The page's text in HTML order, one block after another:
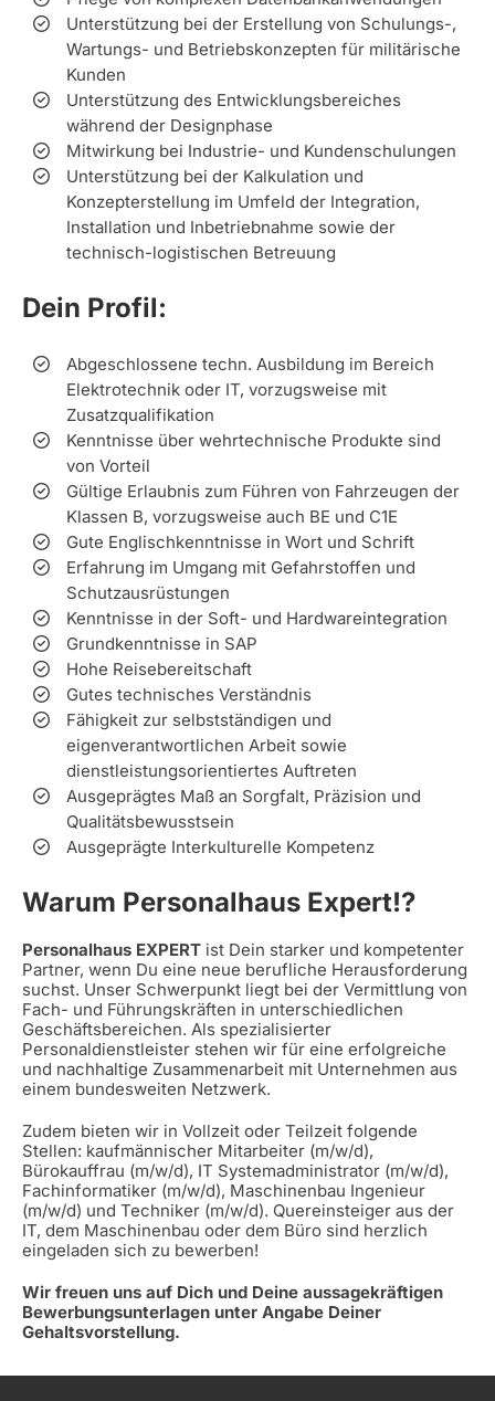
Unterstützung bei der Erstellung von Schulungs-,
Wartungs- und Betriebskonzepten für militärische
Kunden
Unterstützung des Entwicklungsbereiches
während der Designphase
Mitwirkung bei Industrie- und Kundenschulungen
Unterstützung bei der Kalkulation und
Konzepterstellung im Umfeld der Integration,
Installation und Inbetriebnahme sowie der
technisch-logistischen Betreuung
Dein Profil:
Abgeschlossene techn. Ausbildung im Bereich
Elektrotechnik oder IT, vorzugsweise mit
Zusatzqualifikation
Kenntnisse über wehrtechnische Produkte sind
von Vorteil
Gültige Erlaubnis zum Führen von Fahrzeugen der
Klassen B, vorzugsweise auch BE und C1E
Gute Englischkenntnisse in Wort und Schrift
Erfahrung im Umgang mit Gefahrstoffen und
Schutzausrüstungen
Kenntnisse in der Soft- und Hardwareintegration
Grundkenntnisse in SAP
Hohe Reisebereitschaft
Gutes technisches Verständnis
Fähigkeit zur selbstständigen und
eigenverantwortlichen Arbeit sowie
dienstleistungsorientiertes Auftreten
Ausgeprägtes Maß an Sorgfalt, Präzision und
Qualitätsbewusstsein
Ausgeprägte Interkulturelle Kompetenz
Warum Personalhaus Expert!?
Personalhaus EXPERT ist Dein starker und kompetenter
Partner, wenn Du eine neue berufliche Herausforderung
suchst. Unser Schwerpunkt liegt bei der Vermittlung von
Fach- und Führungskräften in unterschiedlichen
Geschäftsbereichen. Als spezialisierter
Personaldienstleister stehen wir für eine erfolgreiche
und nachhaltige Zusammenarbeit mit Unternehmen aus
einem bundesweiten Netzwerk.
Zudem bieten wir in Vollzeit oder Teilzeit folgende
Stellen: kaufmännischer Mitarbeiter (m/w/d),
Bürokauffrau (m/w/d), IT Systemadministrator (m/w/d),
Fachinformatiker (m/w/d), Maschinenbau Ingenieur
(m/w/d) und Techniker (m/w/d). Quereinsteiger aus der
IT, dem Maschinenbau oder dem Büro sind herzlich
eingeladen sich zu bewerben!
Wir freuen uns auf Dich und Deine aussagekräftigen
Bewerbungsunterlagen unter Angabe Deiner
Gehaltsvorstellung.